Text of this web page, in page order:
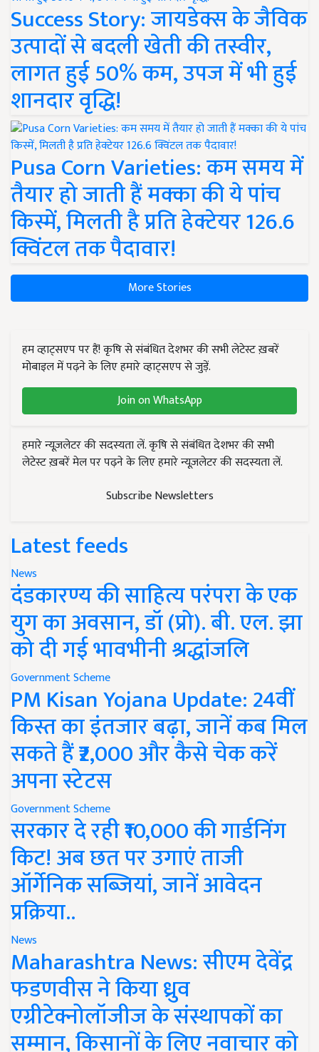
Success Story: जायडेक्स के जैविक
उत्पादों से बदली खेती की तस्वीर,
लागत हुई 50% कम, उपज में भी हुई
शानदार वृद्धि!
Pusa Corn Varieties: कम समय में
तैयार हो जाती हैं मक्का की ये पांच
किस्में, मिलती है प्रति हेक्टेयर 126.6
क्विंटल तक पैदावार!
More Stories
हम व्हाट्सएप पर हैं! कृषि से संबंधित देशभर की सभी लेटेस्ट ख़बरें
मोबाइल में पढ़ने के लिए हमारे व्हाट्सएप से जुड़ें.
Join on WhatsApp
हमारे न्यूज़लेटर की सदस्यता लें. कृषि से संबंधित देशभर की सभी
लेटेस्ट ख़बरें मेल पर पढ़ने के लिए हमारे न्यूज़लेटर की सदस्यता लें.
Subscribe Newsletters
Latest feeds
News
दंडकारण्य की साहित्य परंपरा के एक
युग का अवसान, डॉ (प्रो). बी. एल. झा
को दी गई भावभीनी श्रद्धांजलि
Government Scheme
PM Kisan Yojana Update: 24वीं
किस्त का इंतजार बढ़ा, जानें कब मिल
सकते हैं ₹2,000 और कैसे चेक करें
अपना स्टेटस
Government Scheme
सरकार दे रही ₹10,000 की गार्डनिंग
किट! अब छत पर उगाएं ताजी
ऑर्गेनिक सब्जियां, जानें आवेदन
प्रक्रिया..
News
Maharashtra News: सीएम देवेंद्र
फडणवीस ने किया ध्रुव
एग्रीटेक्नोलॉजीज के संस्थापकों का
सम्मान, किसानों के लिए नवाचार को